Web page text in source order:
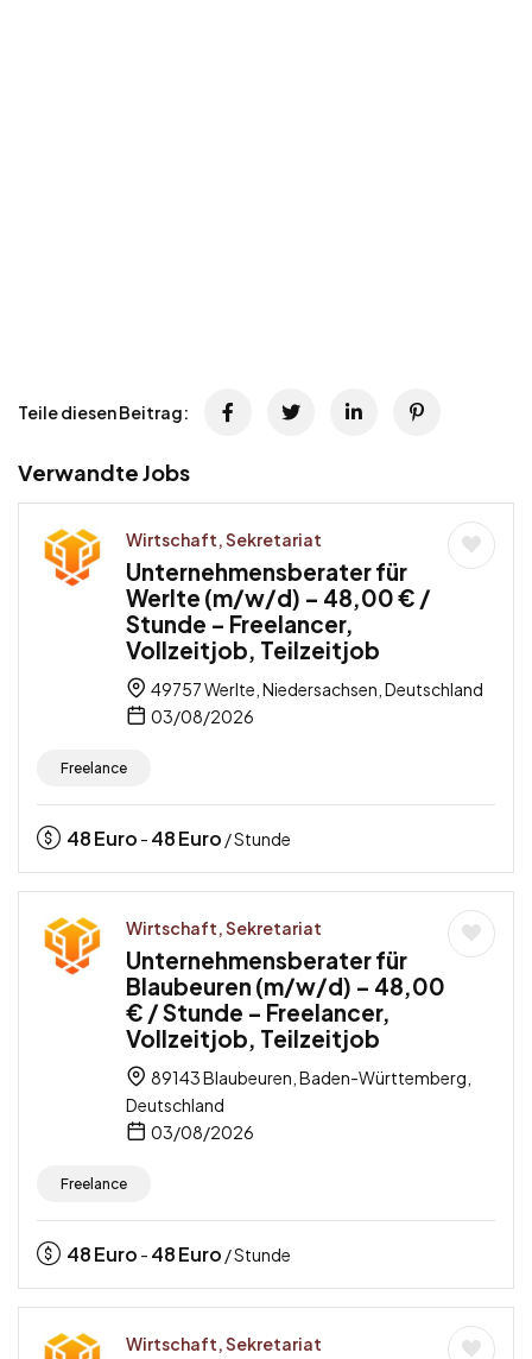
Teile diesen Beitrag:
Verwandte Jobs
Wirtschaft, Sekretariat
Unternehmensberater für
Werlte (m/w/d) – 48,00 € /
Stunde – Freelancer,
Vollzeitjob, Teilzeitjob
49757 Werlte, Niedersachsen, Deutschland
03/08/2026
Freelance
48Euro - 48Euro / Stunde
Wirtschaft, Sekretariat
Unternehmensberater für
Blaubeuren (m/w/d) – 48,00
€ / Stunde – Freelancer,
Vollzeitjob, Teilzeitjob
89143 Blaubeuren, Baden-Württemberg,
Deutschland
03/08/2026
Freelance
48Euro - 48Euro / Stunde
Wirtschaft, Sekretariat